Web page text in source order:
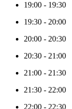
19:00 - 19:30
19:30 - 20:00
20:00 - 20:30
20:30 - 21:00
21:00 - 21:30
21:30 - 22:00
22:00 - 22:30